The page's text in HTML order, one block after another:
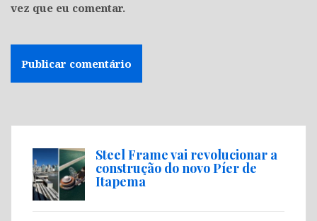
vez que eu comentar.
Steel Frame vai revolucionar a
construção do novo Píer de
Itapema